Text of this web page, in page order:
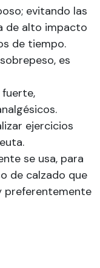
evitando las
de alto impacto
de tiempo.
es
fuerte,
ejercicios
se usa, para
de calzado que
preferentemente